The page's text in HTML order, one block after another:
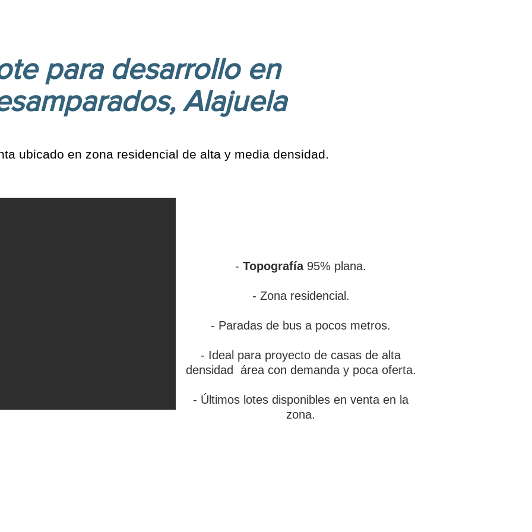
para desarrollo en
Alajuela
ubicado en zona residencial de alta y media densidad.
- Topografía95% plana.
- Zona residencial.
- Paradas de bus a pocos metros.
- Ideal para proyecto de casas de alta
densidad área con demanda y poca oferta.
- Últimos lotes disponibles en venta en la
zona.